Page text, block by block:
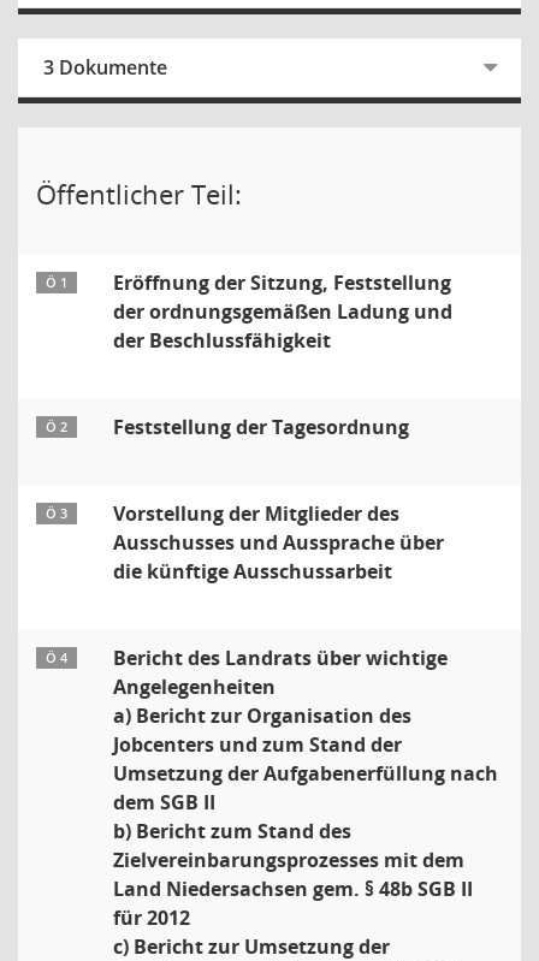
3 Dokumente
Öffentlicher Teil:
Ö 1
Eröffnung der Sitzung, Feststellung
der ordnungsgemäßen Ladung und
der Beschlussfähigkeit
Ö 2 Feststellung der Tagesordnung
Ö 3
Vorstellung der Mitglieder des
Ausschusses und Aussprache über
die künftige Ausschussarbeit
Ö 4
Bericht des Landrats über wichtige
Angelegenheiten
a) Bericht zur Organisation des
Jobcenters und zum Stand der
Umsetzung der Aufgabenerfüllung nach
dem SGB II
b) Bericht zum Stand des
Zielvereinbarungsprozesses mit dem
Land Niedersachsen gem. § 48b SGB II
für 2012
c) Bericht zur Umsetzung der